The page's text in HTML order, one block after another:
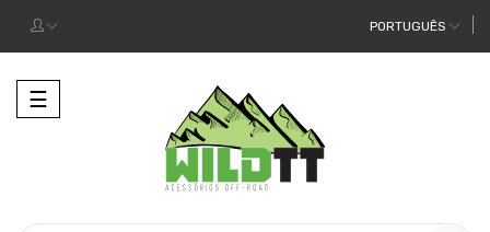
PORTUGUÊS
Alternar
a
☰